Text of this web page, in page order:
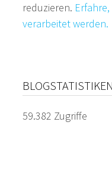
reduzieren.
verarbeitet werden.
BLOGSTATISTIKEN
59.382 Zugriffe